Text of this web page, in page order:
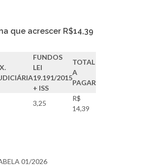
que acrescer R$14,39
FUNDOS
LEI
19.191/2015
+ ISS
TOTAL
A
PAGAR
3,25
R$
14,39
01/2026